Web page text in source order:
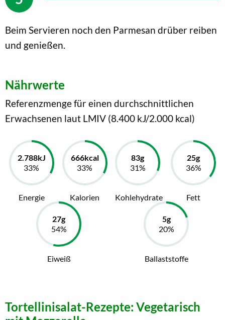
Beim Servieren noch den Parmesan drüber reiben
und genießen.
Nährwerte
Referenzmenge für einen durchschnittlichen
Erwachsenen laut LMIV (8.400 kJ/2.000 kcal)
Energie Kalorien Kohlehydrate Fett
Eiweiß Ballaststoffe
Tortellinisalat-Rezepte: Vegetarisch